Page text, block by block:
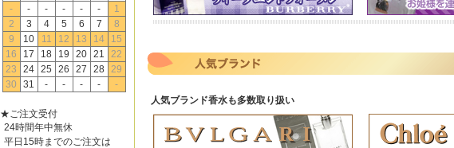
人気ブランド香水も多数取り扱い
-
- - - - -
1
2
3 4 5 6 7
8
9
10 11 12 13 14
15
16
17 18 19 20 21
22
23
24 25 26 27 28 29
30
31 - - - - -
★ご注文受付
24時間年中無休
平日15時までのご注文は